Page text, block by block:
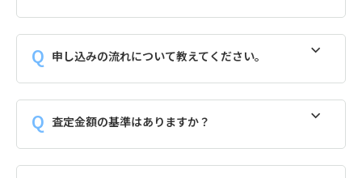
申し込みの流れについて教えてください。
査定金額の基準はありますか？